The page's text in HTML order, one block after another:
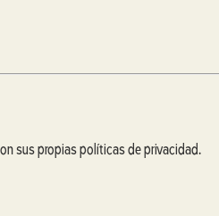
sus propias políticas de privacidad.